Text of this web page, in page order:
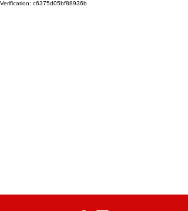
Verification: c6375d05bf88936b